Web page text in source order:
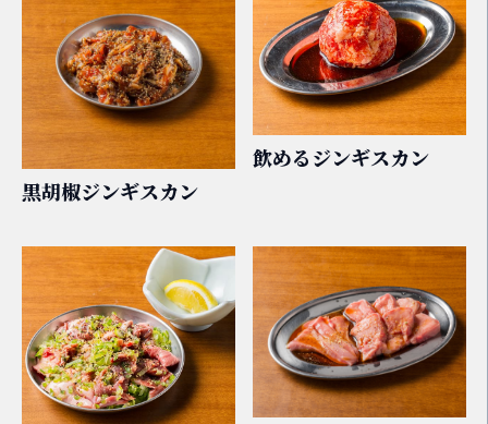
黒胡椒ジンギスカン
飲めるジンギスカン